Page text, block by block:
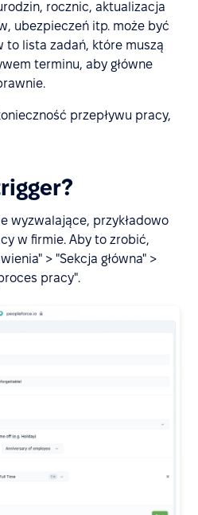
rocznic, aktualizacja
ubezpieczeń itp. może być
to lista zadań, które muszą
terminu, aby główne
przepływu pracy,
wyzwalające, przykładowo
w firmie. Aby to zrobić,
> "Sekcja główna" >
pracy".